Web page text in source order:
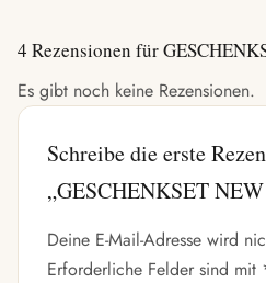
4 Rezensionen für
Es gibt noch keine Rezensionen.
Schreibe die erste
„GESCHENKSET
Deine E-Mail-Adresse wird
Erforderliche Felder sind mit